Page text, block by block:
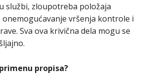
službi, zloupotreba položaja
vršenja kontrole i
Sva ova krivična dela mogu se
propisa?